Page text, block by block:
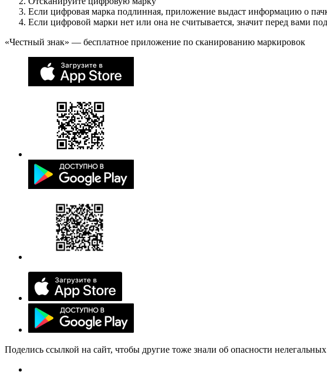
Если цифровая марка подлинная, приложение выдаст информацию о
Если цифровой марки нет или она не считывается, значит перед вами
«Честный знак» — бесплатное приложение по сканированию маркировок
Поделись ссылкой на сайт, чтобы другие тоже знали об опасности